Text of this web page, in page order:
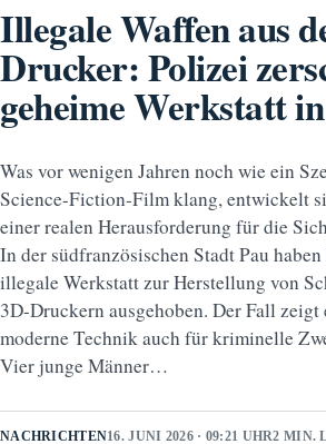
Illegale Waffen aus
Drucker: Polizei
geheime Werkstatt
Was vor wenigen Jahren noch wie ein
Science-Fiction-Film klang, entwickelt
einer realen Herausforderung für die
In der südfranzösischen Stadt Pau
illegale Werkstatt zur Herstellung von
3D-Druckern ausgehoben. Der Fall
moderne Technik auch für kriminelle
Vier junge Männer…
NACHRICHTEN16. JUNI 2026 · 09:21 UHR2 MIN.